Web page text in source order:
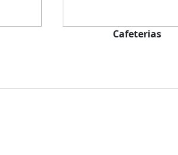
Cafeterias